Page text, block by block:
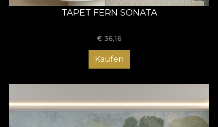
Pflegetipps für Pflanzen und Ideen, wie man seinen eigenen
Indoor-Dschungel anbaut.
Blütenblättern und hohen Ästen ist seit Jahrhunderten wohl
bekannt und geschätzt. Obwohl sie anfangs hauptsächlich für
Außenbereiche wie Gärten, Veranden oder Terrassen
verwendet wurden, hat die Urbanisierung zur Einführung
Menschen ihre Schönheit und Vorteile das ganze Jahr über
Hotels werden langsam zu lebenden Organismen, zu
Umgebungen, die mit der rhythmischen und dynamischen
Energie gefüllt sind, die die Farbe Grün ausstrahlt.
TAPET FERN SONATA
€ 36,16
Kaufen